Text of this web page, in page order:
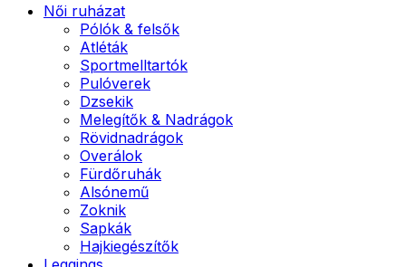
Női ruházat
Pólók & felsők
Atléták
Sportmelltartók
Pulóverek
Dzsekik
Melegítők & Nadrágok
Rövidnadrágok
Overálok
Fürdőruhák
Alsónemű
Zoknik
Sapkák
Hajkiegészítők